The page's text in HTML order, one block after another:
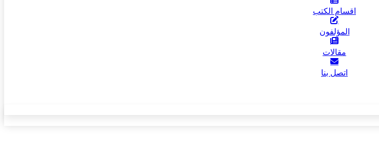
اقسام الكتب
المؤلفون
مقالات
اتصل بنا